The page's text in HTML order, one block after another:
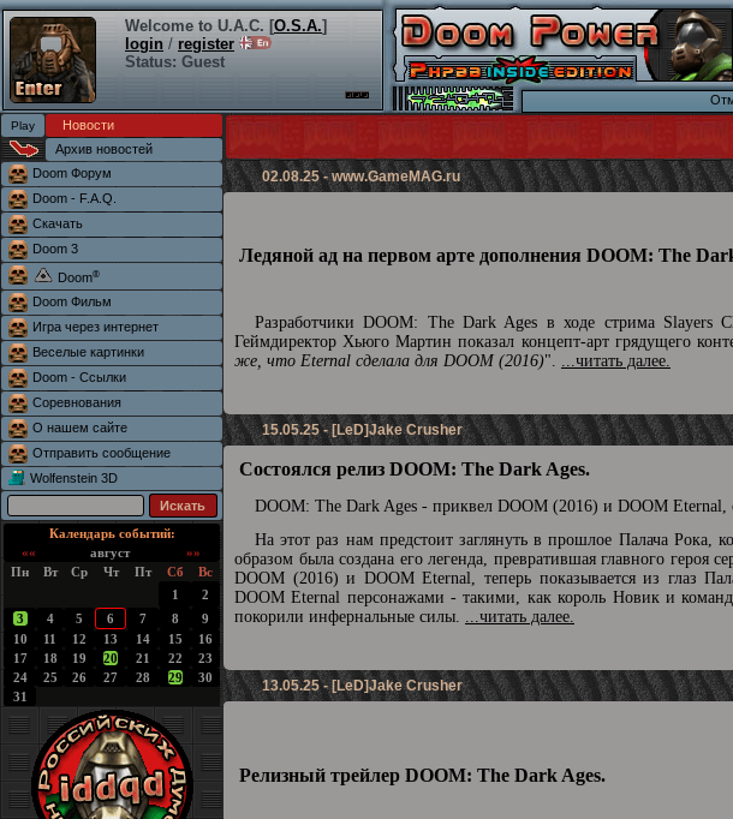
Welcome to U.A.C. [O.S.A.]
login / register
Status: Guest
Новости
Архив новостей
Doom Форум
Doom - F.A.Q.
Скачать
Doom 3
Doom®
Doom Фильм
Игра через интернет
Веселые картинки
Doom - Ссылки
Соревнования
О нашем сайте
Отправить сообщение
Wolfenstein 3D
Календарь событий:
««
август
»»
Пн
Вт Ср Чт Пт Сб
Вс
1
2
3
4 5 6 7 8
9
10
11 12 13 14 15
16
17
18 19 20 21 22
23
24
25 26 27 28 29
30
31
02.08.25 -www.GameMAG.ru
Ледяной ад на первом арте дополнения DOOM: The
Разработчики DOOM: The Dark Ages в ходе стрима Slayers
Геймдиректор Хьюго Мартин показал концепт-арт грядущего
же, что Eternal сделала для DOOM (2016)". ...читать далее.
15.05.25 - [LeD]Jake Crusher
Состоялся релиз DOOM: The Dark Ages.
DOOM: The Dark Ages - приквел DOOM (2016) и DOOM
На этот раз нам предстоит заглянуть в прошлое Палача
образом была создана его легенда, превратившая главного героя
DOOM (2016) и DOOM Eternal, теперь показывается из глаз
DOOM Eternal персонажами - такими, как король Новик и
покорили инфернальные силы. ...читать далее.
13.05.25 - [LeD]Jake Crusher
Релизный трейлер DOOM: The Dark Ages.